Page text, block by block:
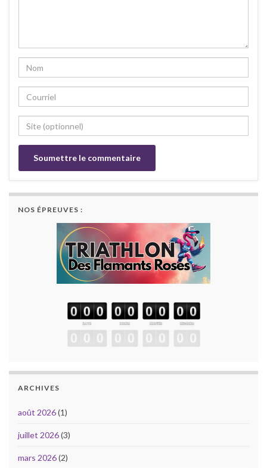
NOS ÉPREUVES :
ARCHIVES
août 2026(1)
juillet 2026(3)
mars 2026(2)